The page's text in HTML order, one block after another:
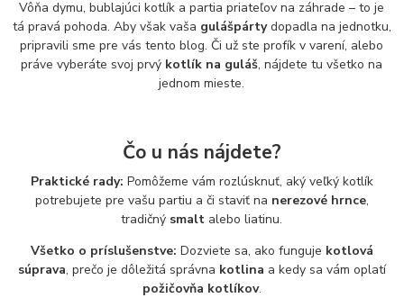
Vôňa dymu, bublajúci kotlík a partia priateľov na záhrade – to je
tá pravá pohoda. Aby však vaša gulášpártydopadla na jednotku,
pripravili sme pre vás tento blog. Či už ste profík v varení, alebo
práve vyberáte svoj prvý kotlík na guláš, nájdete tu všetko na
jednom mieste.
Čo u nás nájdete?
Praktické rady: Pomôžeme vám rozlúsknuť, aký veľký kotlík
potrebujete pre vašu partiu a či staviť na nerezové hrnce,
tradičný smalt alebo liatinu.
Všetko o príslušenstve: Dozviete sa, ako funguje kotlová
súprava, prečo je dôležitá správna kotlina a kedy sa vám oplatí
požičovňa kotlíkov.